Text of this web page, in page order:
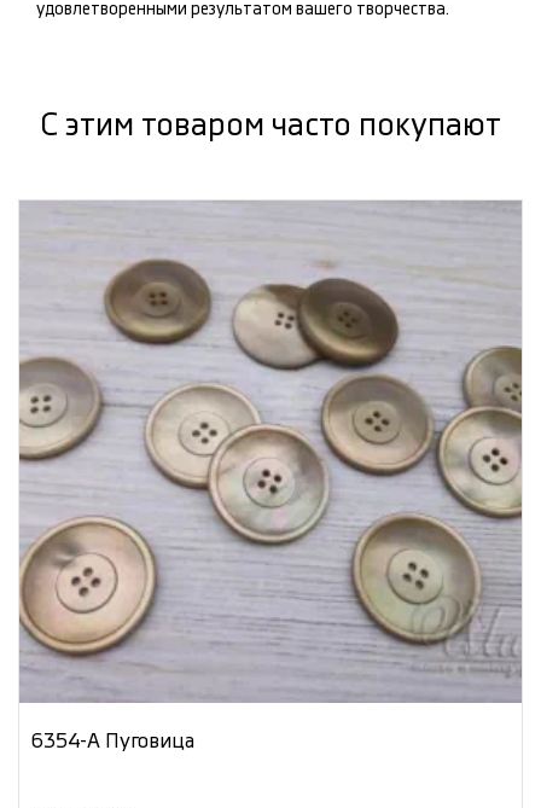
удовлетворенными результатом вашего творчества.
С этим товаром часто покупают
6354-А Пуговица